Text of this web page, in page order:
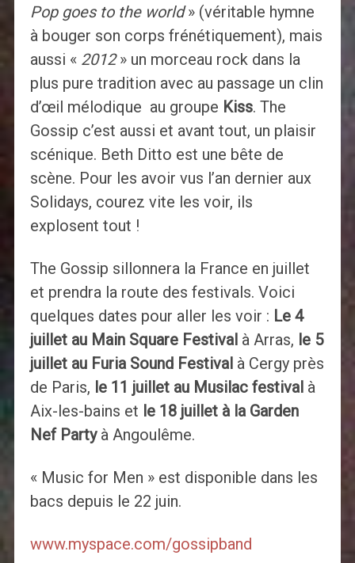
Pop goes to the world» (véritable hymne
à bouger son corps frénétiquement), mais
aussi « 2012» un morceau rock dans la
plus pure tradition avec au passage un clin
d’œil mélodique au groupe Kiss. The
Gossip c’est aussi et avant tout, un plaisir
scénique. Beth Ditto est une bête de
scène. Pour les avoir vus l’an dernier aux
Solidays, courez vite les voir, ils
explosent tout !
The Gossip sillonnera la France en juillet
et prendra la route des festivals. Voici
quelques dates pour aller les voir : Le 4
juillet au Main Square Festival à Arras, le 5
juillet au Furia Sound Festival à Cergy près
de Paris, le 11 juillet au Musilac festival à
Aix-les-bains et le 18 juillet à la Garden
Nef Partyà Angoulême.
« Music for Men » est disponible dans les
bacs depuis le 22 juin.
www.myspace.com/gossipband